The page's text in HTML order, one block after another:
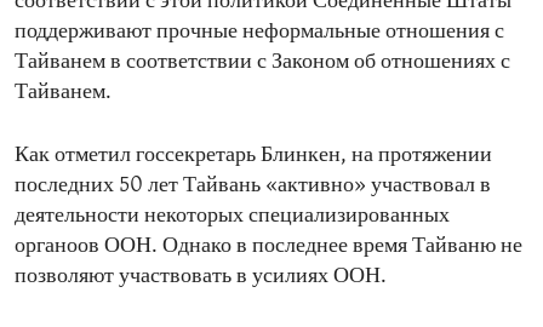
поддерживают прочные неформальные отношения с
Тайванем в соответствии с Законом об отношениях с
Тайванем.
Как отметил госсекретарь Блинкен, на протяжении
последних 50 лет Тайвань «активно» участвовал в
деятельности некоторых специализированных
органоов ООН. Однако в последнее время Тайваню не
позволяют участвовать в усилиях ООН.